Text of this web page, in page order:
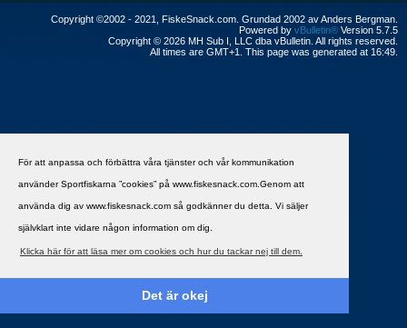
För att anpassa och förbättra våra tjänster och vår kommunikation
använder Sportfiskarna ”cookies” på www.fiskesnack.com.Genom att
använda dig av www.fiskesnack.com så godkänner du detta. Vi säljer
självklart inte vidare någon information om dig.
Klicka här för att läsa mer om cookies och hur du tackar nej till dem.
Det är okej
Copyright ©2002 - 2021, FiskeSnack.com. Grundad 2002 av Anders Bergman.
Powered by vBulletin® Version 5.7.5
Copyright © 2026 MH Sub I, LLC dba vBulletin. All rights reserved.
All times are GMT+1. This page was generated at 16:49.